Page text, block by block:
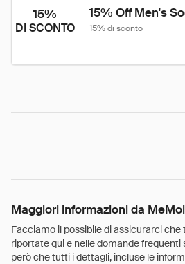
15%
DI SCONTO
15% Off Men's
15% di sconto
Maggiori informazioni da MeMoi
Facciamo il possibile di assicurarci
riportate qui e nelle domande
però che tutti i dettagli, incluse le